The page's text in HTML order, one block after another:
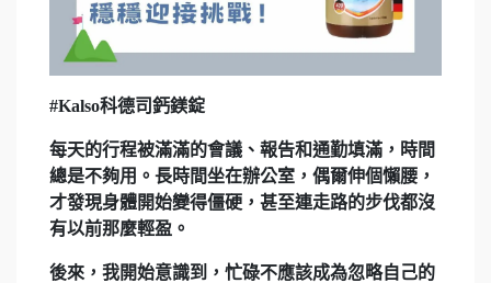
#Kalso科德司鈣鎂錠
每天的行程被滿滿的會議、報告和通勤填滿，時間
總是不夠用。長時間坐在辦公室，偶爾伸個懶腰，
才發現身體開始變得僵硬，甚至連走路的步伐都沒
有以前那麼輕盈。
後來，我開始意識到，忙碌不應該成為忽略自己的